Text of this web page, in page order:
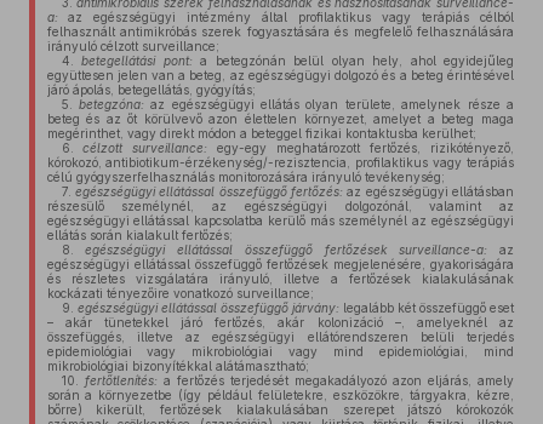
a: az egészségügyi intézmény által profilaktikus vagy terápiás célból
felhasznált antimikróbás szerek fogyasztására és megfelelő felhasználására
irányuló célzott surveillance;
4.
betegellátási pont: a betegzónán belül olyan hely, ahol egyidejűleg
együttesen jelen van a beteg, az egészségügyi dolgozó és a beteg érintésével
járó ápolás, betegellátás, gyógyítás;
5.
betegzóna: az egészségügyi ellátás olyan területe, amelynek része a
beteg és az őt körülvevő azon élettelen környezet, amelyet a beteg maga
megérinthet, vagy direkt módon a beteggel fizikai kontaktusba kerülhet;
6.
célzott surveillance:
egy-egy meghatározott fertőzés, rizikótényező,
kórokozó, antibiotikum-érzékenység/-rezisztencia, profilaktikus vagy terápiás
célú gyógyszerfelhasználás monitorozására irányuló tevékenység;
7. egészségügyi ellátással összefüggő fertőzés: az egészségügyi ellátásban
részesülő személynél, az egészségügyi dolgozónál, valamint az
egészségügyi ellátással kapcsolatba kerülő más személynél az egészségügyi
ellátás során kialakult fertőzés;
8.
egészségügyi ellátással összefüggő fertőzések surveillance-a:
az
egészségügyi ellátással összefüggő fertőzések megjelenésére, gyakoriságára
és részletes vizsgálatára irányuló, illetve a fertőzések kialakulásának
kockázati tényezőire vonatkozó surveillance;
9. egészségügyi ellátással összefüggő járvány: legalább két összefüggő eset
– akár tünetekkel járó fertőzés, akár kolonizáció –, amelyeknél az
összefüggés, illetve az egészségügyi ellátórendszeren belüli terjedés
epidemiológiai vagy mikrobiológiai vagy mind epidemiológiai, mind
mikrobiológiai bizonyítékkal alátámasztható;
10.
fertőtlenítés: a fertőzés terjedését megakadályozó azon eljárás, amely
során a környezetbe (így például felületekre, eszközökre, tárgyakra, kézre,
bőrre) kikerült, fertőzések kialakulásában szerepet játszó kórokozók